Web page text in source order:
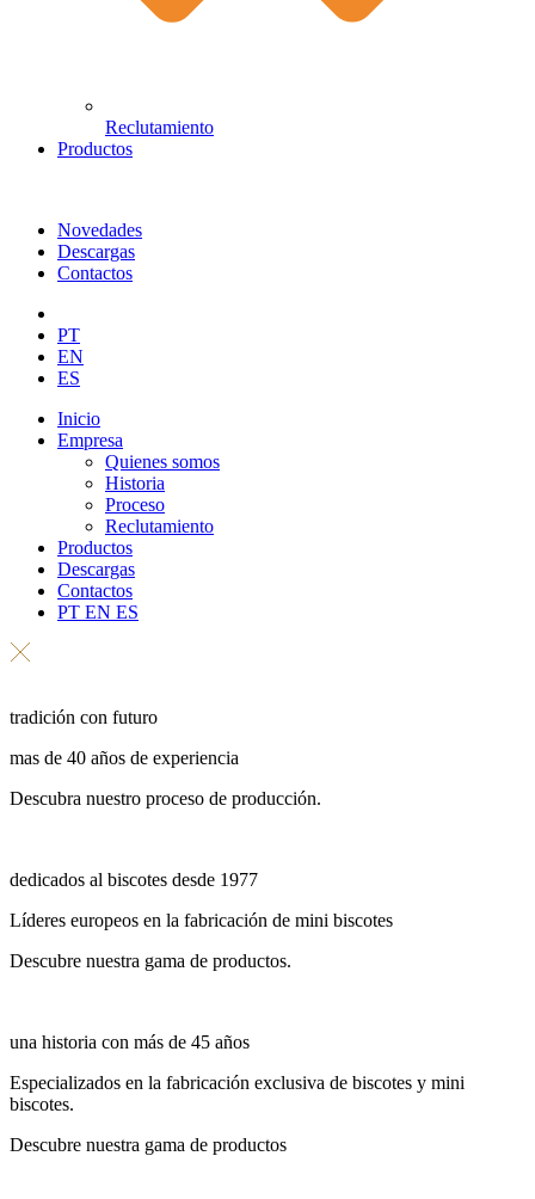
Reclutamiento
Productos
Novedades
Descargas
Contactos
PT
EN
ES
Inicio
Empresa
Quienes somos
Historia
Proceso
Reclutamiento
Productos
Descargas
Contactos
PT EN ES
tradición con futuro
mas de 40 años de experiencia
Descubra nuestro proceso de producción.
dedicados al biscotes desde 1977
Líderes europeos en la fabricación de mini biscotes
Descubre nuestra gama de productos.
una historia con más de 45 años
Especializados en la fabricación exclusiva de biscotes y mini
biscotes.
Descubre nuestra gama de productos